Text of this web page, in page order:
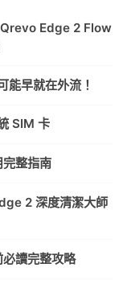
Qrevo Edge 2 Flow
能早就在外流！
SIM 卡
整指南
2 深度清潔大師
讀完整攻略